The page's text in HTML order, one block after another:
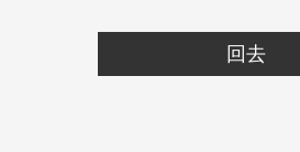
回去